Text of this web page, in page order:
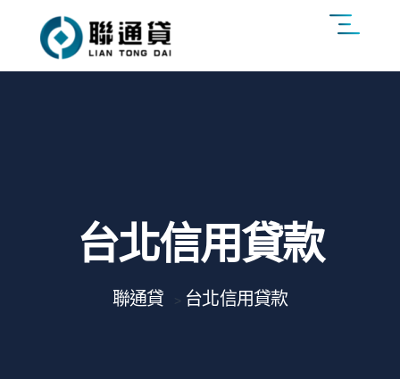
台北信用貸款
聯通貸 > 台北信用貸款